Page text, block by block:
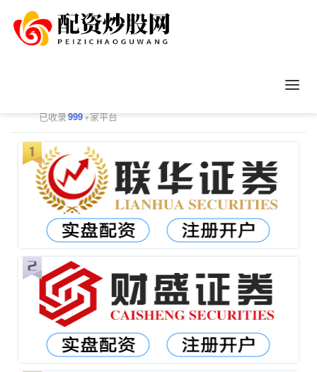
已收录999+家平台